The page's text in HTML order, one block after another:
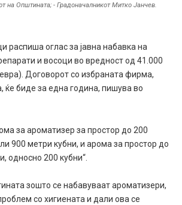
на Општината; - Градоначалникот Митко Јанчев.
распиша оглас за јавна набавка на
и восоци во вредност од 41.000
Договорот со избраната фирма,
ќе биде за една година, пишува во
за ароматизер за простор до 200
900 метри кубни, и арома за простор до
односно 200 кубни“.
зошто се набавуваат ароматизери,
со хигиената и дали ова се